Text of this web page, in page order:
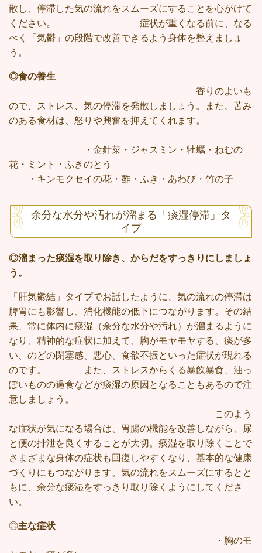
散し、停滞した気の流れをスムーズにすることを心がけて
ください。 症状が重くなる前に、なる
べく「気鬱」の段階で改善できるよう身体を整えましょ
う。
◎食の養生
香りのよいも
ので、ストレス、気の停滞を発散しましょう。また、苦み
のある食材は、怒りや興奮を抑えてくれます。
・金針菜・ジャスミン・牡蠣・ねむの
花・ミント・ふきのとう
・キンモクセイの花・酢・ふき・あわび・竹の子
余分な水分や汚れが溜まる「痰湿停滞」タ
イプ
◎溜まった痰湿を取り除き、からだをすっきりにしましょ
う。
「肝気鬱結」タイプでお話したように、気の流れの停滞は
脾胃にも影響し、消化機能の低下につながります。その結
果、常に体内に痰湿（余分な水分や汚れ）が溜まるように
なり、精神的な症状に加えて、胸がモヤモヤする、痰が多
い、のどの閉塞感、悪心、食欲不振といった症状が現れる
のです。 また、ストレスからくる暴飲暴食、油っ
ぽいものの過食などが痰湿の原因となることもあるので注
意しましょう。
このよう
な症状が気になる場合は、胃腸の機能を改善しながら、尿
と便の排泄を良くすることが大切。痰湿を取り除くことで
さまざまな身体の症状も回復しやすくなり、基本的な健康
づくりにもつながります。気の流れをスムーズにするとと
もに、余分な痰湿をすっきり取り除くようにしてくださ
い。
◎主な症状
・胸のモ